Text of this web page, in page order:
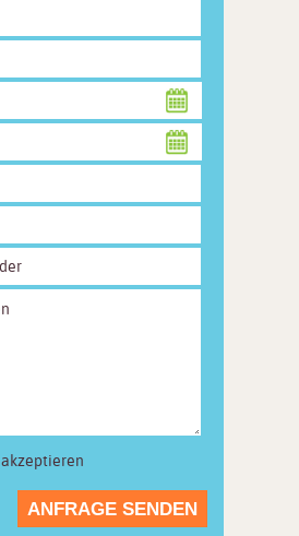
akzeptieren
ANFRAGE SENDEN